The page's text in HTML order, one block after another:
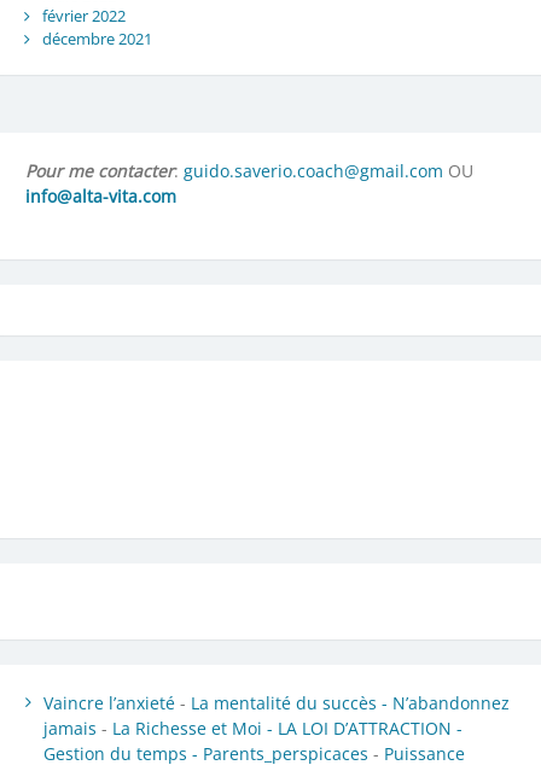
février 2022
décembre 2021
Pour me contacter: guido.saverio.coach@gmail.com OU
info@alta-vita.com
Vaincre l’anxieté - La mentalité du succès - N’abandonnez
jamais - La Richesse et Moi - LA LOI D’ATTRACTION -
Gestion du temps - Parents_perspicaces - Puissance